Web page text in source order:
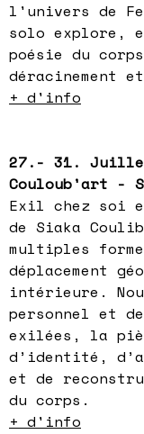
l'univers de
solo explore,
poésie du
déracinement
+ d'info
27.- 31.
Couloub'art -
Exil chez soi
de Siaka
multiples
déplacement
intérieure.
personnel et
exilées, la
d’identité,
et de
du corps.
+ d'info